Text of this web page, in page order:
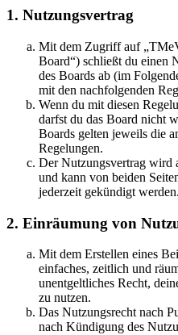
1. Nutzungsvertrag
Mit dem Zugriff auf
Board“) schließt du einen
des Boards ab (im
mit den nachfolgenden
Wenn du mit diesen
darfst du das Board nicht
Boards gelten jeweils die
Regelungen.
Der Nutzungsvertrag wird
und kann von beiden
jederzeit gekündigt werden.
2. Einräumung von
Mit dem Erstellen eines
einfaches, zeitlich und
unentgeltliches Recht,
zu nutzen.
Das Nutzungsrecht nach
nach Kündigung des